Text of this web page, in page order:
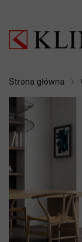
Strona główna